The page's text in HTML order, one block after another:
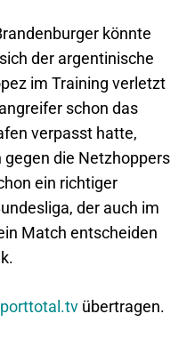
könnte
der argentinische
im Training verletzt
schon das
verpasst hatte,
die Netzhoppers
ein richtiger
der auch im
Match entscheiden
übertragen.